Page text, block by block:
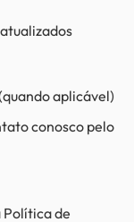
aplicável)
conosco pelo
de